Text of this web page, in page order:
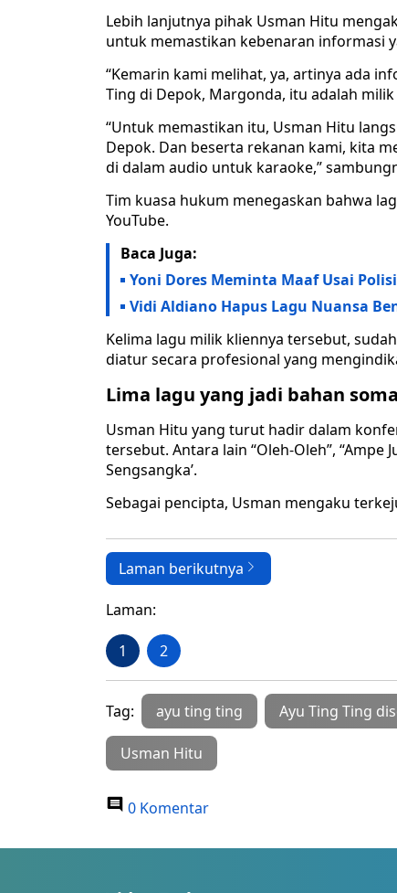
Lebih lanjutnya pihak Usman Hitu
untuk memastikan kebenaran informasi
“Kemarin kami melihat, ya, artinya ada
Ting di Depok, Margonda, itu adalah
“Untuk memastikan itu, Usman Hitu
Depok. Dan beserta rekanan kami, kita
di dalam audio untuk karaoke,”
Tim kuasa hukum menegaskan bahwa
YouTube.
Baca Juga:
Yoni Dores Meminta Maaf Usai
Vidi Aldiano Hapus Lagu Nuansa
Kelima lagu milik kliennya tersebut,
diatur secara profesional yang
Lima lagu yang jadi bahan
Usman Hitu yang turut hadir dalam
tersebut. Antara lain “Oleh-Oleh”, “Ampe
Sengsangka’.
Sebagai pencipta, Usman mengaku
Laman berikutnya
Laman:
1 2
Tag: ayu ting ting Ayu Ting Ting
Usman Hitu
0 Komentar